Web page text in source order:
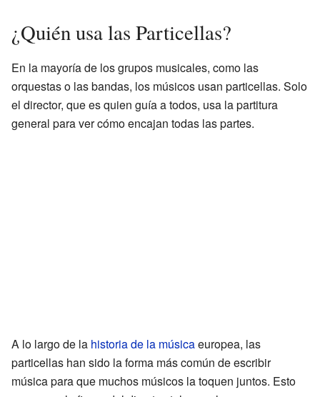
¿Quién usa las Particellas?
En la mayoría de los grupos musicales, como las
orquestas o las bandas, los músicos usan particellas. Solo
el director, que es quien guía a todos, usa la partitura
general para ver cómo encajan todas las partes.
A lo largo de la historia de la músicaeuropea, las
particellas han sido la forma más común de escribir
música para que muchos músicos la toquen juntos. Esto